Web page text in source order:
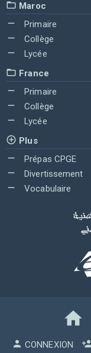
Maroc
Primaire
Collège
Lycée
France
Primaire
Collège
Lycée
Plus
Prépas CPGE
Divertissement
Vocabulaire
CONNEXION